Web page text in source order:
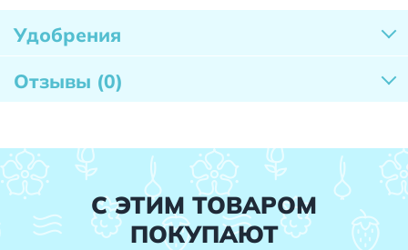
Удобрения
Отзывы (0)
С ЭТИМ ТОВАРОМ
ПОКУПАЮТ